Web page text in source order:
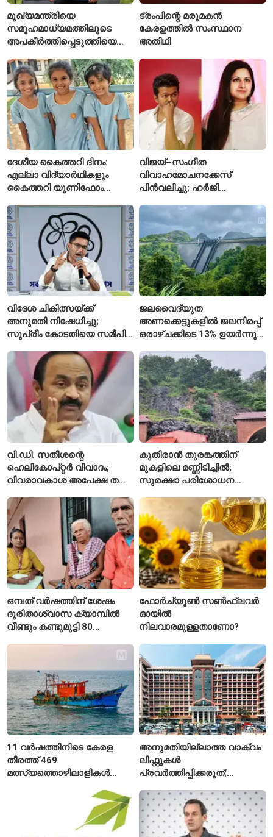
മുഖ്യമന്ത്രിയെ
സമൂഹമാധ്യമത്തിലൂടെ
അപകീർത്തിപ്പെടുത്തിയെന്ന്
ആയങ്കിക്കെതിരെ പുതിയ
കേസ്
ട്രംപിന്റെ മരുമകൻ
കേരളത്തിൽ സംസ്ഥാന
അതിഥി
ദേശീയ കൈത്തറി ദിനം:
എല്ലാ വിദ്യാർഥികളും
കൈത്തറി യൂണിഫോം
സ്കൂൾ വേറിട്ട മാതൃക
വിജയ്–സംഗീത
വിവാഹമോചനക്കേസ്
പിൻവലിച്ചു; ഹർജി
അവസാനിപ്പിച്ച് കോടതി
വിദേശ ചികിത്സയ്ക്ക്
അനുമതി നിഷേധിച്ചു;
സുപ്രീം കോടതിയെ സമീപിച്ച്
ജലവൈദ്യുത
അണക്കെട്ടുകളിൽ ജലനിരപ്പ്
ഒരാഴ്ചക്കിടെ 13% ഉയർന്നു;
ഇപ്പോഴും കുറവ്
വി.ഡി. സതീശന്റെ
ഹെലികോപ്റ്റർ വിവാദം;
വിവരാവകാശ അപേക്ഷ തള്ളി
കുതിരാൻ തുരങ്കത്തിന്
മുകളിലെ മണ്ണിടിച്ചിൽ;
സുരക്ഷാ പരിശോധന
ഒമ്പത് വർഷത്തിന് ശേഷം
ദുരിതാശ്വാസ ക്യാമ്പിൽ
വീണ്ടും കണ്ടുമുട്ടി 80
ഫോർച്യൂൺ സൺഫ്ലവർ
ഓയിൽ
നിലവാരമുള്ളതാണോ?
11 വർഷത്തിനിടെ കേരള
തീരത്ത് 469
മത്സ്യത്തൊഴിലാളികൾ
കാണാതായി, 47,773 പേരെ
അനുമതിയില്ലാത്ത വാക്വം
ലിഫ്റ്റുകൾ
പ്രവർത്തിപ്പിക്കരുത്;
അനുമതിയില്ലാത്ത
ലിഫ്റ്റുകൾക്ക്
ഹൈക്കോടതിയുടെ വിലക്ക്